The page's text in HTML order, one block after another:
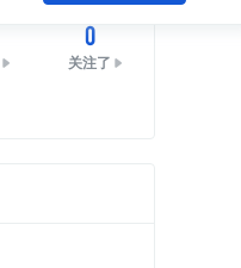
0
关注了